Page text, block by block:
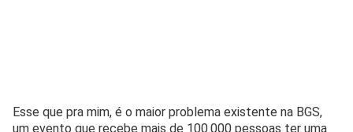
Esse que pra mim, é o maior problema existente na BGS,
um evento que recebe mais de 100.000 pessoas ter uma